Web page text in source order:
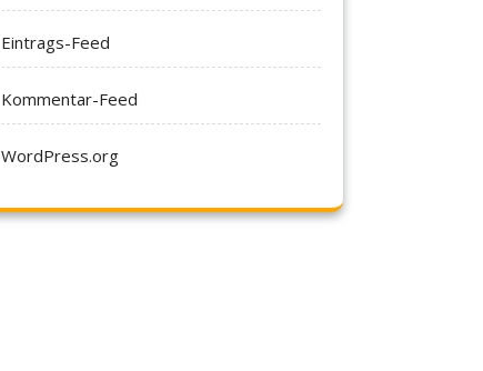
Eintrags-Feed
Kommentar-Feed
WordPress.org